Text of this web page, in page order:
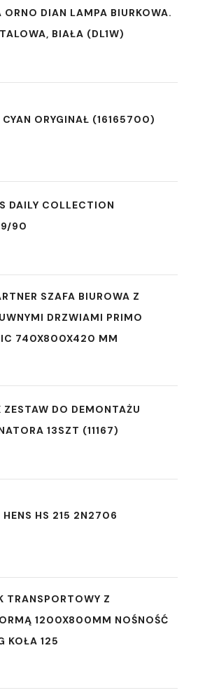
ORNO DIAN LAMPA BIURKOWA.
BIAŁA (DL1W)
CYAN ORYGINAŁ (16165700)
DAILY COLLECTION
90
SZAFA BIUROWA Z
DRZWIAMI PRIMO
740X800X420 MM
ZESTAW DO DEMONTAŻU
13SZT (11167)
HENS HS 215 2N2706
TRANSPORTOWY Z
1200X800MM NOŚNOŚĆ
KOŁA 125